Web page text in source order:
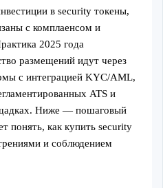
в security токены,
с комплаенсом и
2025 года
размещений идут через
с интеграцией KYC/AML,
ATS и
Ниже — пошаговый
понять, как купить security
и соблюдением